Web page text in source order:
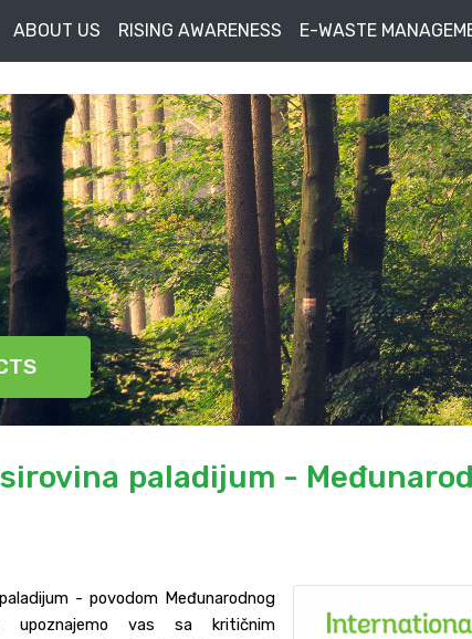
ABOUT US RISING AWARENESS E-WASTE
paladijum -
- povodom Međunarodnog
upoznajemo vas sa kritičnim